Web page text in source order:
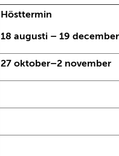
Hösttermin
18 augusti – 19 december
27 oktober–2 november